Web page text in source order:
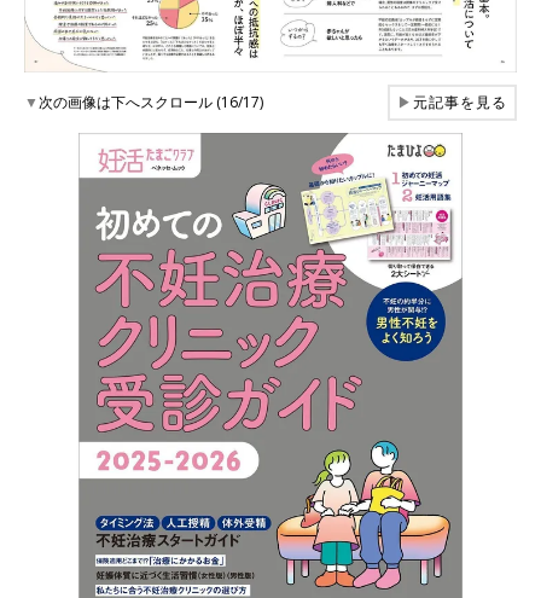
▼次の画像は下へスクロール (16/17) ▶元記事を見る